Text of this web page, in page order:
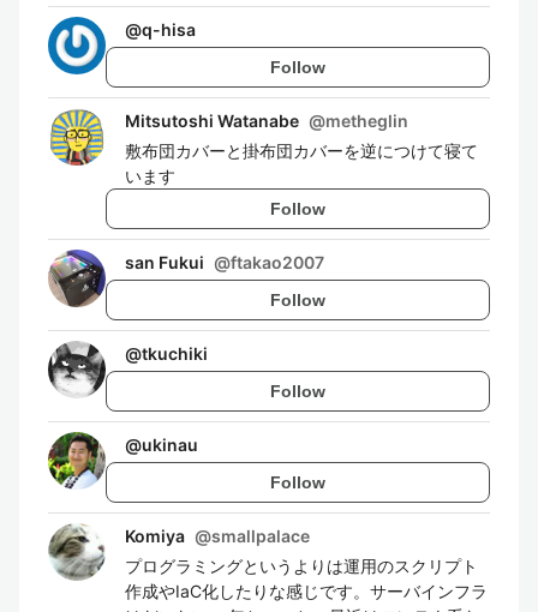
@q-hisa
Follow
Mitsutoshi Watanabe @metheglin
敷布団カバーと掛布団カバーを逆につけて寝て
います
Follow
san Fukui @ftakao2007
Follow
@tkuchiki
Follow
@ukinau
Follow
Komiya @smallpalace
プログラミングというよりは運用のスクリプト
作成やIaC化したりな感じです。サーバインフラ